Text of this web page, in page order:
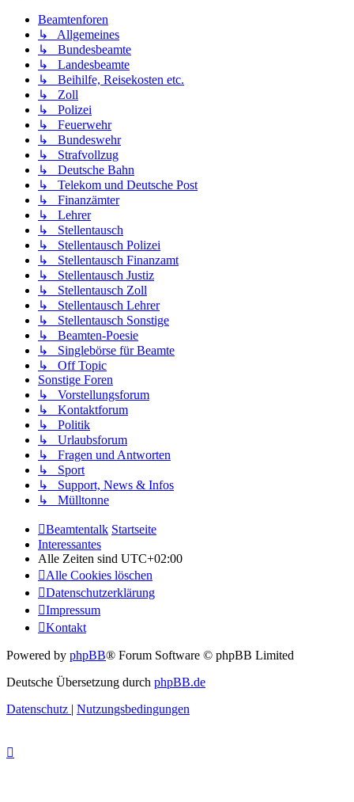
Beamtenforen
↳ Allgemeines
↳ Bundesbeamte
↳ Landesbeamte
↳ Beihilfe, Reisekosten etc.
↳ Zoll
↳ Polizei
↳ Feuerwehr
↳ Bundeswehr
↳ Strafvollzug
↳ Deutsche Bahn
↳ Telekom und Deutsche Post
↳ Finanzämter
↳ Lehrer
↳ Stellentausch
↳ Stellentausch Polizei
↳ Stellentausch Finanzamt
↳ Stellentausch Justiz
↳ Stellentausch Zoll
↳ Stellentausch Lehrer
↳ Stellentausch Sonstige
↳ Beamten-Poesie
↳ Singlebörse für Beamte
↳ Off Topic
Sonstige Foren
↳ Vorstellungsforum
↳ Kontaktforum
↳ Politik
↳ Urlaubsforum
↳ Fragen und Antworten
↳ Sport
↳ Support, News & Infos
↳ Mülltonne
Beamtentalk Startseite
Interessantes
Alle Zeiten sind UTC+02:00
Alle Cookies löschen
Datenschutzerklärung
Impressum
Kontakt
Powered by phpBB® Forum Software © phpBB Limited
Deutsche Übersetzung durch phpBB.de
Datenschutz | Nutzungsbedingungen